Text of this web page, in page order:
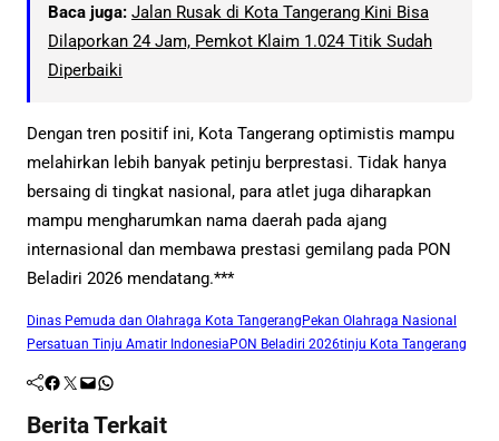
Baca juga: Jalan Rusak di Kota Tangerang Kini Bisa
Dilaporkan 24 Jam, Pemkot Klaim 1.024 Titik Sudah
Diperbaiki
Dengan tren positif ini, Kota Tangerang optimistis mampu
melahirkan lebih banyak petinju berprestasi. Tidak hanya
bersaing di tingkat nasional, para atlet juga diharapkan
mampu mengharumkan nama daerah pada ajang
internasional dan membawa prestasi gemilang pada PON
Beladiri 2026 mendatang.***
Dinas Pemuda dan Olahraga Kota Tangerang Pekan Olahraga Nasional
Persatuan Tinju Amatir Indonesia PON Beladiri 2026tinju Kota Tangerang
Facebook Twitter Mail WhatsApp
Berita Terkait